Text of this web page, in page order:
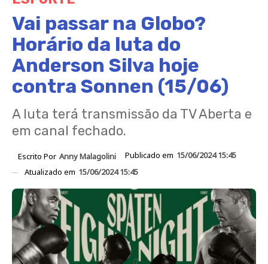
Vai passar na Globo?
Horário da luta do
Anderson Silva hoje
contra Sonnen (15/06)
A luta terá transmissão da TV Aberta e
em canal fechado.
Escrito Por Anny Malagolini Publicado em 15/06/2024 15:45
Atualizado em 15/06/2024 15:45